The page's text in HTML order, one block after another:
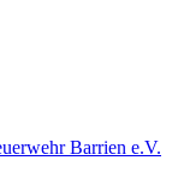
Barrien e.V.